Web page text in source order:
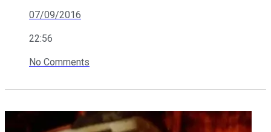
07/09/2016
22:56
No Comments